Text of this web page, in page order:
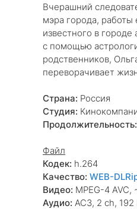
Вчерашний
мэра города, работы
известного в
с помощью
родственников,
переворачивает
Страна: Россия
Студия:
Продолжительность:
Файл
Кодек: h.264
Качество: WEB-
Видео: MPEG-4 AVC,
Аудио: AC3, 2 ch, 192